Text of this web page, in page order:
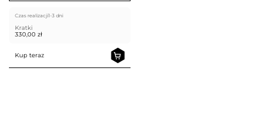
Czas realizacji1-3 dni
Kratki
330,00 zł
Kup teraz